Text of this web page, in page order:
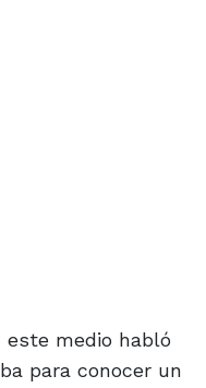
este medio habló
para conocer un